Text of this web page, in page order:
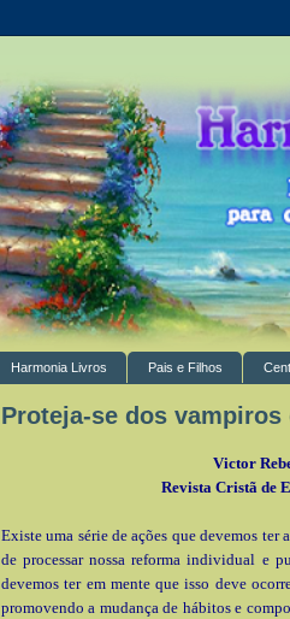
Harmonia Livros Pais e Filhos
Proteja-se dos vampiros
Victor
Revista Cristã de
Existe uma série de ações que devemos ter
de processar nossa reforma individual e
devemos ter em mente que isso deve
promovendo a mudança de hábitos e